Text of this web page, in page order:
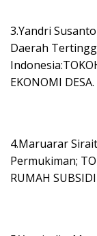
3.Yandri
Daerah
EKONOMI DESA.
4.Maruarar
Permukiman;
RUMAH